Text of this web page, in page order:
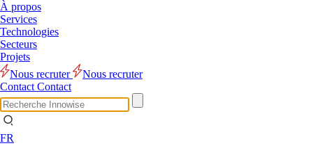
À propos
Services
Technologies
Secteurs
Projets
Nous recruter
Nous recruter
Contact Contact
FR